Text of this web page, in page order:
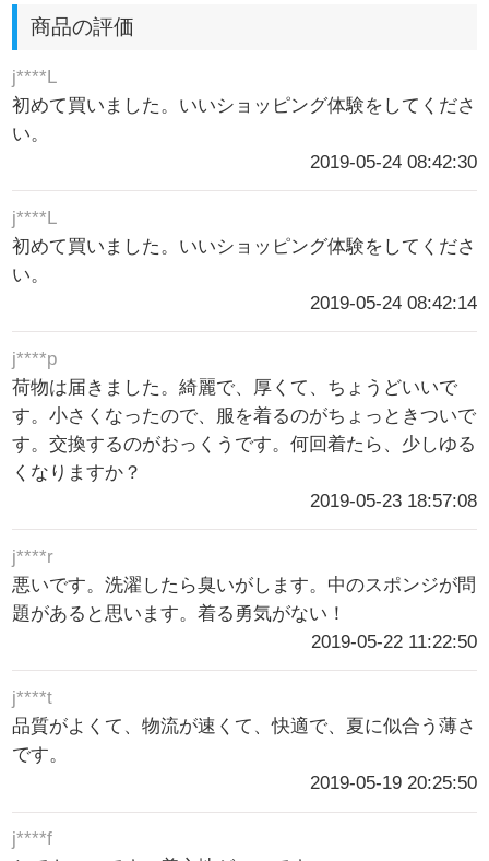
商品の評価
j****L
初めて買いました。いいショッピング体験をしてくださ
い。
2019-05-24 08:42:30
j****L
初めて買いました。いいショッピング体験をしてくださ
い。
2019-05-24 08:42:14
j****p
荷物は届きました。綺麗で、厚くて、ちょうどいいで
す。小さくなったので、服を着るのがちょっときついで
す。交換するのがおっくうです。何回着たら、少しゆる
くなりますか？
2019-05-23 18:57:08
j****r
悪いです。洗濯したら臭いがします。中のスポンジが問
題があると思います。着る勇気がない！
2019-05-22 11:22:50
j****t
品質がよくて、物流が速くて、快適で、夏に似合う薄さ
です。
2019-05-19 20:25:50
j****f